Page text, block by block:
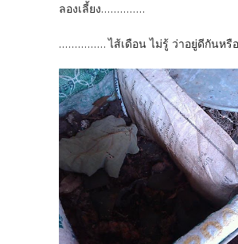
ลองเลี้ยง..............
............... ไส้เดือน ไม่รู้ ว่าอยู่ดีกันหรื